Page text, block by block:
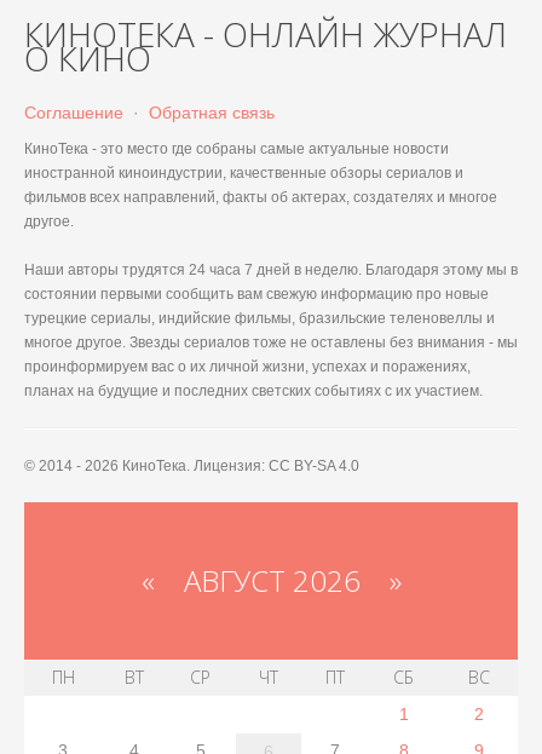
КИНОТЕКА - ОНЛАЙН ЖУРНАЛ
О КИНО
Соглашение · Обратная связь
КиноТека - это место где собраны самые актуальные новости
иностранной киноиндустрии, качественные обзоры сериалов и
фильмов всех направлений, факты об актерах, создателях и многое
другое.
Наши авторы трудятся 24 часа 7 дней в неделю. Благодаря этому мы в
состоянии первыми сообщить вам свежую информацию про новые
турецкие сериалы, индийские фильмы, бразильские теленовеллы и
многое другое. Звезды сериалов тоже не оставлены без внимания - мы
проинформируем вас о их личной жизни, успехах и поражениях,
планах на будущие и последних светских событиях с их участием.
© 2014 - 2026 КиноТека. Лицензия: CC BY-SA 4.0
« АВГУСТ 2026 »
ПН ВТ СР ЧТ ПТ СБ ВС
1
2